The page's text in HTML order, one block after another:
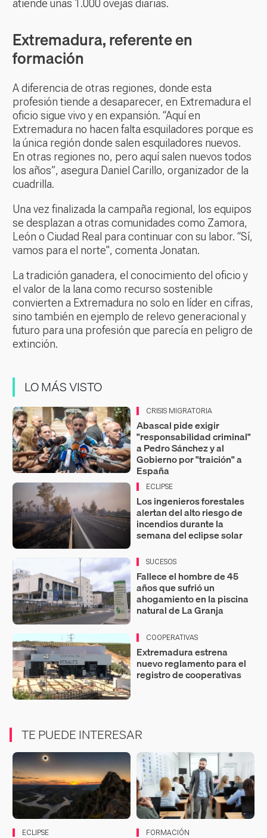
atiende unas 1.000 ovejas diarias.
Extremadura, referente en
formación
A diferencia de otras regiones, donde esta
profesión tiende a desaparecer, en Extremadura el
oficio sigue vivo y en expansión. “Aquí en
Extremadura no hacen falta esquiladores porque es
la única región donde salen esquiladores nuevos.
En otras regiones no, pero aquí salen nuevos todos
los años”, asegura Daniel Carillo, organizador de la
cuadrilla.
Una vez finalizada la campaña regional, los equipos
se desplazan a otras comunidades como Zamora,
León o Ciudad Real para continuar con su labor. “Sí,
vamos para el norte", comenta Jonatan.
La tradición ganadera, el conocimiento del oficio y
el valor de la lana como recurso sostenible
convierten a Extremadura no solo en líder en cifras,
sino también en ejemplo de relevo generacional y
futuro para una profesión que parecía en peligro de
extinción.
LO MÁS VISTO
CRISIS MIGRATORIA
Abascal pide exigir
"responsabilidad criminal"
a Pedro Sánchez y al
Gobierno por "traición" a
España
ECLIPSE
Los ingenieros forestales
alertan del alto riesgo de
incendios durante la
semana del eclipse solar
SUCESOS
Fallece el hombre de 45
años que sufrió un
ahogamiento en la piscina
natural de La Granja
COOPERATIVAS
Extremadura estrena
nuevo reglamento para el
registro de cooperativas
TE PUEDE INTERESAR
ECLIPSE FORMACIÓN